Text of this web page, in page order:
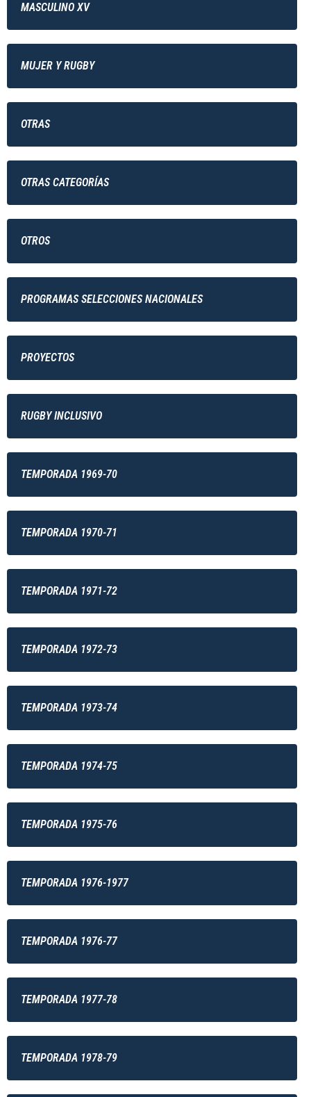
MASCULINO XV
MUJER Y RUGBY
OTRAS
OTRAS CATEGORÍAS
OTROS
PROGRAMAS SELECCIONES NACIONALES
PROYECTOS
RUGBY INCLUSIVO
TEMPORADA 1969-70
TEMPORADA 1970-71
TEMPORADA 1971-72
TEMPORADA 1972-73
TEMPORADA 1973-74
TEMPORADA 1974-75
TEMPORADA 1975-76
TEMPORADA 1976-1977
TEMPORADA 1976-77
TEMPORADA 1977-78
TEMPORADA 1978-79